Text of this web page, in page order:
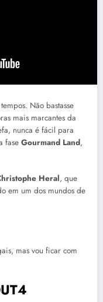
Não bastasse
mais marcantes da
nunca é fácil para
fase Gourmand Land,
Heral, que
em um dos mundos de
mas vou ficar com